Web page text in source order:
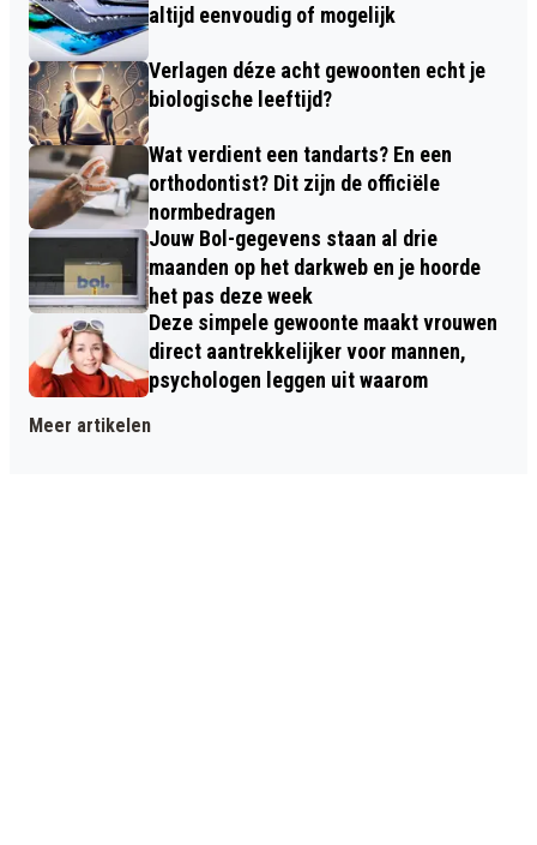
altijd eenvoudig of mogelijk
Verlagen déze acht gewoonten echt je
biologische leeftijd?
Wat verdient een tandarts? En een
orthodontist? Dit zijn de officiële
normbedragen
Jouw Bol-gegevens staan al drie
maanden op het darkweb en je hoorde
het pas deze week
Deze simpele gewoonte maakt vrouwen
direct aantrekkelijker voor mannen,
psychologen leggen uit waarom
Meer artikelen